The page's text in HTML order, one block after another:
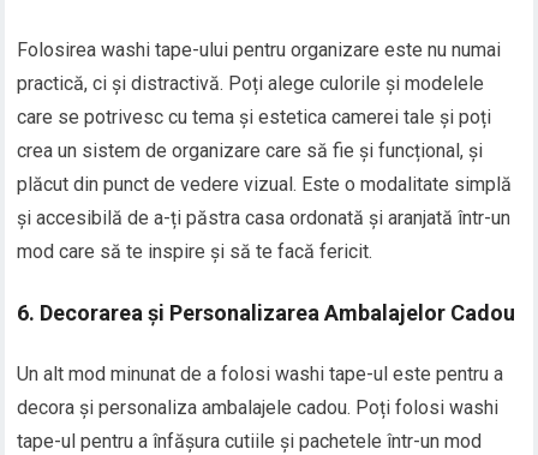
Folosirea washi tape-ului pentru organizare este nu numai
practică, ci și distractivă. Poți alege culorile și modelele
care se potrivesc cu tema și estetica camerei tale și poți
crea un sistem de organizare care să fie și funcțional, și
plăcut din punct de vedere vizual. Este o modalitate simplă
și accesibilă de a-ți păstra casa ordonată și aranjată într-un
mod care să te inspire și să te facă fericit.
6. Decorarea și Personalizarea Ambalajelor Cadou
Un alt mod minunat de a folosi washi tape-ul este pentru a
decora și personaliza ambalajele cadou. Poți folosi washi
tape-ul pentru a înfășura cutiile și pachetele într-un mod